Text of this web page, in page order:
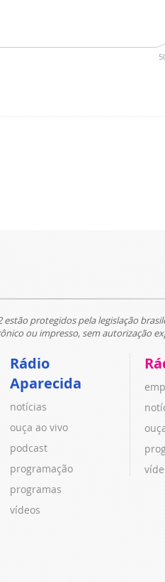
estão protegidos pela legislação
ou impresso, sem autorização
Rádio
Aparecida
notícias
ouça ao vivo
podcast
programação
programas
vídeos